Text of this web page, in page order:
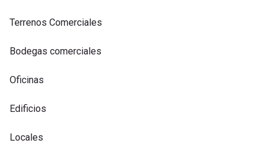
Terrenos Comerciales
Bodegas comerciales
Oficinas
Edificios
Locales